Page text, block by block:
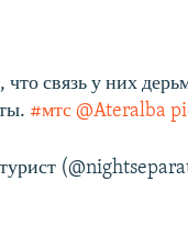
что связь у них
#мтс @Ateralba